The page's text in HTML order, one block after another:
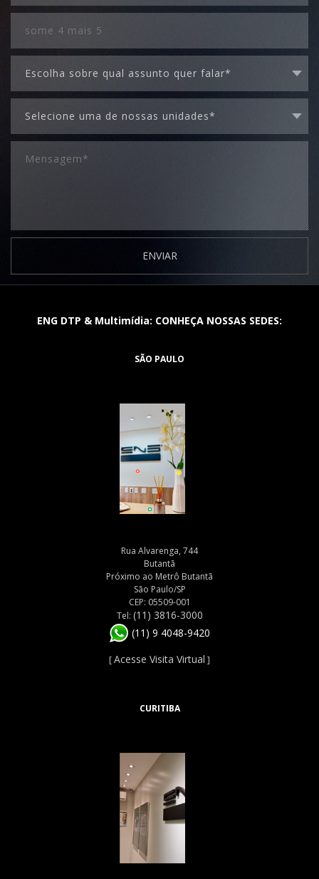
ENVIAR
ENG DTP & Multimídia: CONHEÇA NOSSAS SEDES:
SÃO PAULO
Rua Alvarenga, 744
Butantã
Próximo ao Metrô Butantã
São Paulo/SP
CEP: 05509-001
Tel: (11) 3816-3000
(11) 9 4048-9420
[Acesse Visita Virtual ]
CURITIBA